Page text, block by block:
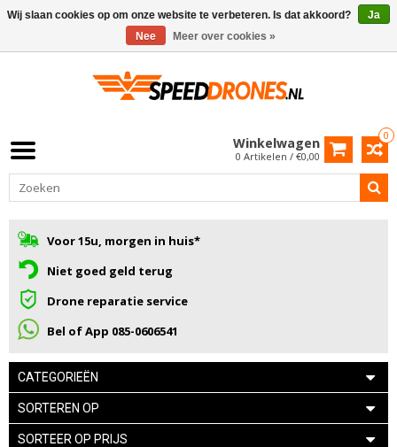
0
Winkelwagen
0 Artikelen / €0,00
Voor 15u, morgen in huis*
Niet goed geld terug
Drone reparatie service
Bel of App 085-0606541
CATEGORIEËN
SORTEREN OP
SORTEER OP PRIJS
Wij slaan cookies op om onze website te verbeteren. Is dat akkoord?
Ja
Nee
Meer over cookies »